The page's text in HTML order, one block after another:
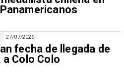
27/07/2026
fecha de llegada de
Colo Colo